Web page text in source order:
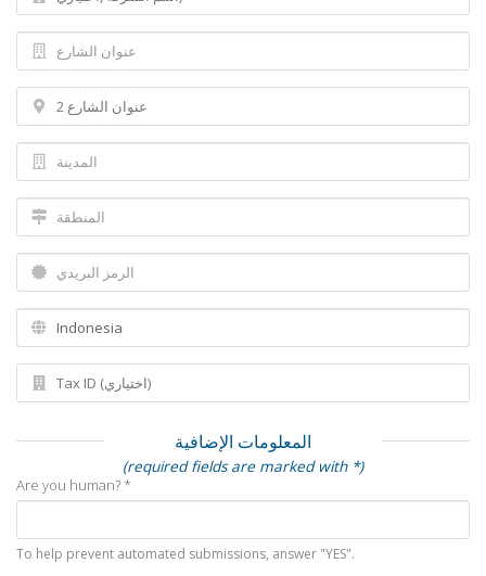
المعلومات الإضافية
(required fields are marked with *)
Are you human? *
To help prevent automated submissions, answer "YES".